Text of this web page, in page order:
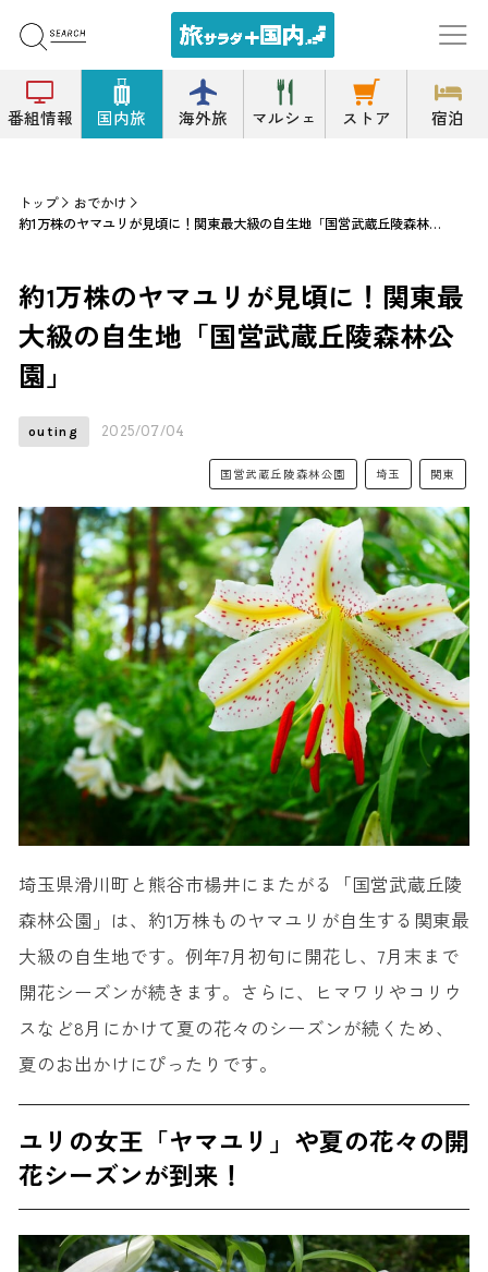
番組情報 国内旅 海外旅 マルシェ ストア 宿泊
トップ
おでかけ
約1万株のヤマユリが見頃に！関東最大級の自生地「国営武蔵丘陵森林公園」
約1万株のヤマユリが見頃に！関東最
大級の自生地「国営武蔵丘陵森林公
園」
outing 2025/07/04
国営武蔵丘陵森林公園 埼玉 関東
埼玉県滑川町と熊谷市楊井にまたがる「国営武蔵丘陵
森林公園」は、約1万株ものヤマユリが自生する関東最
大級の自生地です。例年7月初旬に開花し、7月末まで
開花シーズンが続きます。さらに、ヒマワリやコリウ
スなど8月にかけて夏の花々のシーズンが続くため、
夏のお出かけにぴったりです。
ユリの女王「ヤマユリ」や夏の花々の開
花シーズンが到来！